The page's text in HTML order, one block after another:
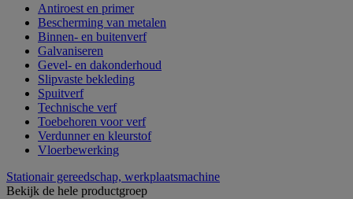
Antiroest en primer
Bescherming van metalen
Binnen- en buitenverf
Galvaniseren
Gevel- en dakonderhoud
Slipvaste bekleding
Spuitverf
Technische verf
Toebehoren voor verf
Verdunner en kleurstof
Vloerbewerking
Stationair gereedschap, werkplaatsmachine
Bekijk de hele productgroep